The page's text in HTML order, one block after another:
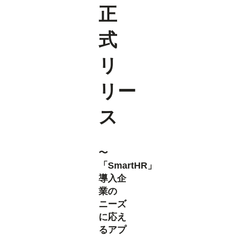
正
式
リ
リー
ス
〜
「SmartHR」
導入企
業の
ニーズ
に応え
るアプ